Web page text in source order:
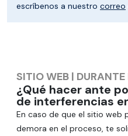
escríbenos a nuestro correo
SITIO WEB |
¿Qué hacer ante
de interferencias
En caso de que el sitio web
demora en el proceso, te